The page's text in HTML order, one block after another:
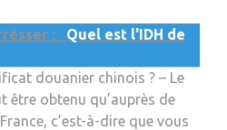
:
Quel est l'IDH de
douanier chinois ? – Le
être obtenu qu’auprès de
c’est-à-dire que vous